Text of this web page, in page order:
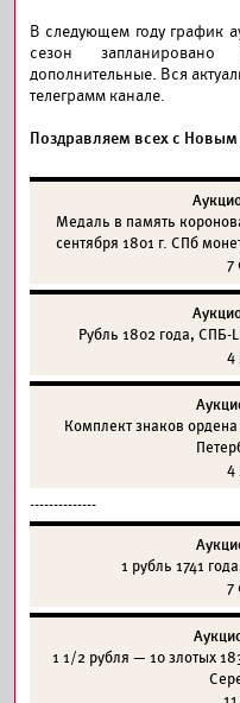
В следующем году график
сезон
дополнительные. Вся
телеграмм канале.
Поздравляем всех с
Медаль в память
сентября 1801 г. СПб
7
Рубль 1802 года, СПБ-
4
Комплект знаков
4
--------------
1 рубль 1741
7
1 1/2 рубля — 10 злотых